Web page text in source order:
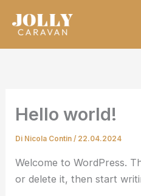
Hello world!
Di Nicola Contin/ 22.04.2024
Welcome to WordPress.
or delete it, then start